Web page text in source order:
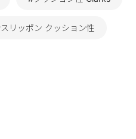
リッポン クッション性